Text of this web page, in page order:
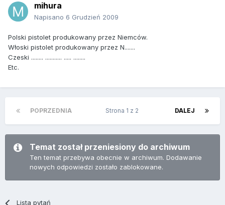
mihura
Napisano 6 Grudzień 2009
Polski pistolet produkowany przez Niemców.
Włoski pistolet produkowany przez N.......
Czeski ........ ........... ..... ........
Etc.
POPRZEDNIA DALEJ
Strona 1 z 2
Temat został przeniesiony do archiwum
Ten temat przebywa obecnie w archiwum. Dodawanie
nowych odpowiedzi zostało zablokowane.
Lista pytań